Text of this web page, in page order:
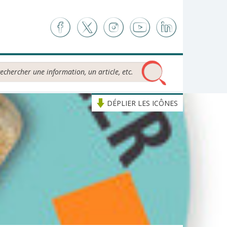
DÉPLIER LES ICÔNES